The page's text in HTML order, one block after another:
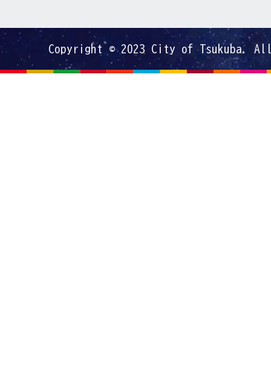
Copyright © 2023 City of Tsukuba.